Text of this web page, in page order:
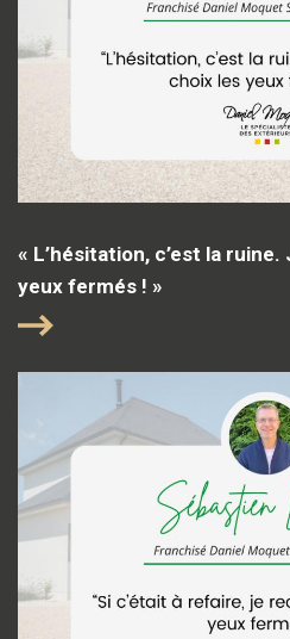
« L’hésitation, c’est la
yeux fermés ! »